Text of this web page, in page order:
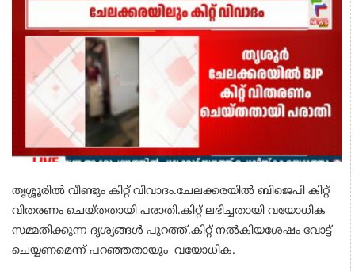
തൃശ്ശൂരിൽ വീണ്ടും കിറ്റ് വിവാദം.ചേലക്കരയിൽ ബിജെപി കിറ്റ്
വിതരണം ചെയ്തതായി പരാതി.കിറ്റ് ലഭിച്ചതായി വയോധിക
സമ്മതിക്കുന്ന ദൃശ്യങ്ങൾ പുറത്ത്.കിറ്റ് നൽകിയശേഷം വോട്ട്
ചെയ്യണമെന്ന് പറഞ്ഞതായും വയോധിക.